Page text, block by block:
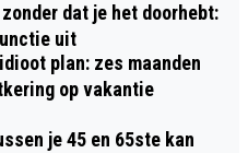
dat je het doorhebt:
uit
plan: zes maanden
op vakantie
je 45 en 65ste kan